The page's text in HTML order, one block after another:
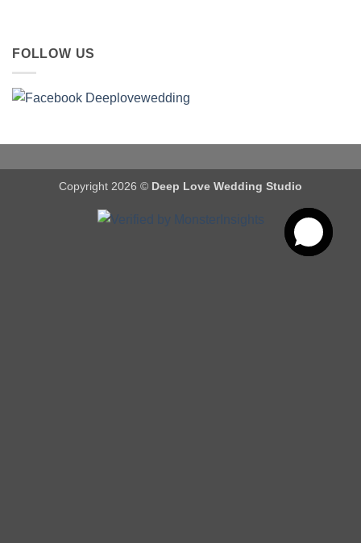
FOLLOW US
Copyright 2026 © Deep Love Wedding Studio